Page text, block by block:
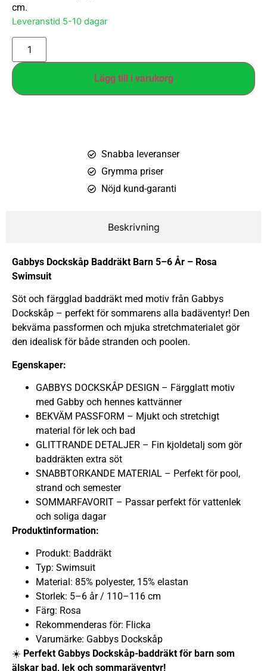
cm.
Leveranstid 5-10 dagar
Lägg till i varukorg
Snabba leveranser
Grymma priser
Nöjd kund-garanti
Beskrivning
Gabbys Dockskåp Baddräkt Barn 5–6 År – Rosa
Swimsuit
Söt och färgglad baddräkt med motiv från Gabbys
Dockskåp – perfekt för sommarens alla badäventyr! Den
bekväma passformen och mjuka stretchmaterialet gör
den idealisk för både stranden och poolen.
Egenskaper:
GABBYS DOCKSKÅP DESIGN – Färgglatt motiv
med Gabby och hennes kattvänner
BEKVÄM PASSFORM – Mjukt och stretchigt
material för lek och bad
GLITTRANDE DETALJER – Fin kjoldetalj som gör
baddräkten extra söt
SNABBTORKANDE MATERIAL – Perfekt för pool,
strand och semester
SOMMARFAVORIT – Passar perfekt för vattenlek
och soliga dagar
Produktinformation:
Produkt: Baddräkt
Typ: Swimsuit
Material: 85% polyester, 15% elastan
Storlek: 5–6 år / 110–116 cm
Färg: Rosa
Rekommenderas för: Flicka
Varumärke: Gabbys Dockskåp
☀️ Perfekt Gabbys Dockskåp-baddräkt för barn som
älskar bad, lek och sommaräventyr!